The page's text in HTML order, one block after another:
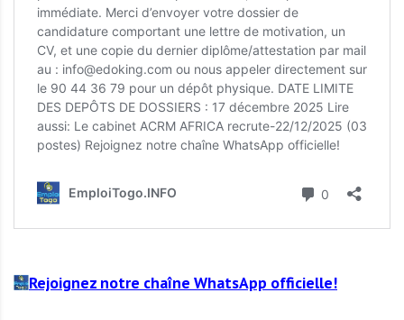
Rejoignez notre chaîne WhatsApp officielle!